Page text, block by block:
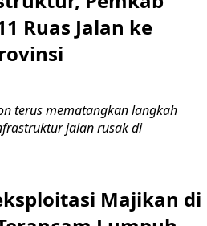
Ruas Jalan ke
terus mematangkan langkah
jalan rusak di
Majikan di